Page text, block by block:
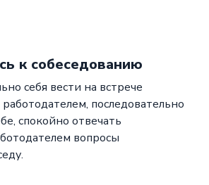
к собеседованию
себя вести на встрече
последовательно
спокойно отвечать
вопросы